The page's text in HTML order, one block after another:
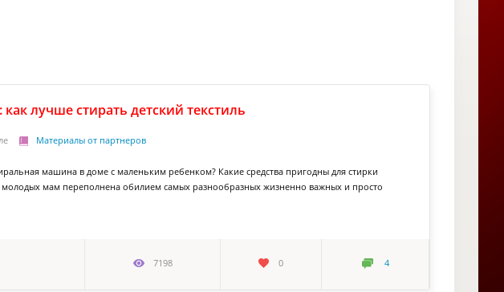
лучше стирать детский текстиль
Материалы от партнеров
машина в доме с маленьким ребенком? Какие средства пригодны для стирки
молодых мам переполнена обилием самых разнообразных жизненно важных и просто
7198 0 4